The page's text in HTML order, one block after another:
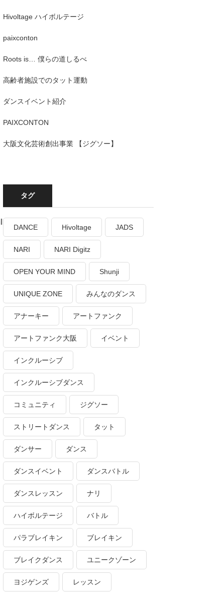
Hivoltage ハイボルテージ
paixconton
Roots is… 僕らの道しるべ
高齢者施設でのタット運動
ダンスイベント紹介
PAIXCONTON
大阪文化芸術創出事業 【ジグソー】
タグ
DANCE Hivoltage JADS
NARI NARI Digitz
OPEN YOUR MIND Shunji
UNIQUE ZONE みんなのダンス
アナーキー アートファンク
アートファンク大阪 イベント
インクルーシブ
インクルーシブダンス
コミュニティ ジグソー
ストリートダンス タット
ダンサー ダンス
ダンスイベント ダンスバトル
ダンスレッスン ナリ
ハイボルテージ バトル
パラブレイキン ブレイキン
ブレイクダンス ユニークゾーン
ヨジゲンズ レッスン